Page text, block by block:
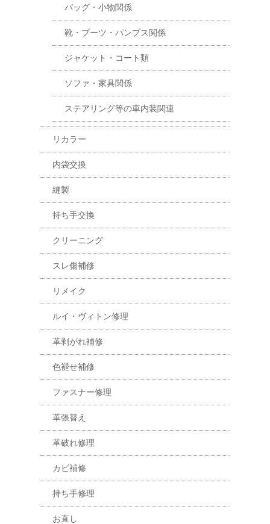
バッグ・小物関係
靴・ブーツ・パンプス関係
ジャケット・コート類
ソファ・家具関係
ステアリング等の車内装関連
リカラー
内袋交換
縫製
持ち手交換
クリーニング
スレ傷補修
リメイク
ルイ・ヴィトン修理
革剥がれ補修
色褪せ補修
ファスナー修理
革張替え
革破れ修理
カビ補修
持ち手修理
お直し